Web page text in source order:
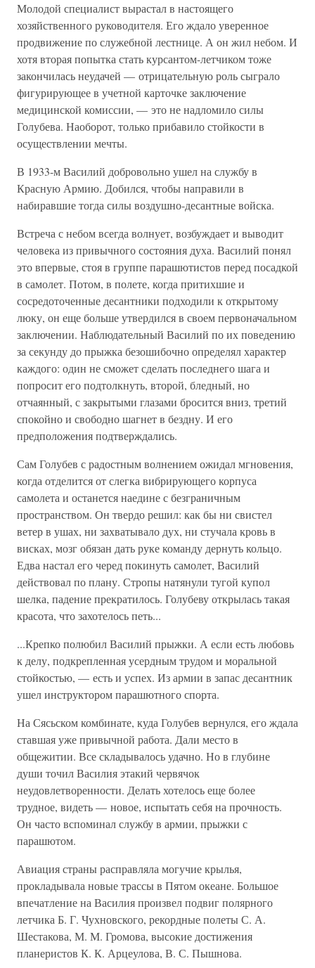
Молодой специалист вырастал в настоящего
хозяйственного руководителя. Его ждало уверенное
продвижение по служебной лестнице. А он жил небом. И
хотя вторая попытка стать курсантом-летчиком тоже
закончилась неудачей — отрицательную роль сыграло
фигурирующее в учетной карточке заключение
медицинской комиссии, — это не надломило силы
Голубева. Наоборот, только прибавило стойкости в
осуществлении мечты.
В 1933-м Василий добровольно ушел на службу в
Красную Армию. Добился, чтобы направили в
набиравшие тогда силы воздушно-десантные войска.
Встреча с небом всегда волнует, возбуждает и выводит
человека из привычного состояния духа. Василий понял
это впервые, стоя в группе парашютистов перед посадкой
в самолет. Потом, в полете, когда притихшие и
сосредоточенные десантники подходили к открытому
люку, он еще больше утвердился в своем первоначальном
заключении. Наблюдательный Василий по их поведению
за секунду до прыжка безошибочно определял характер
каждого: один не сможет сделать последнего шага и
попросит его подтолкнуть, второй, бледный, но
отчаянный, с закрытыми глазами бросится вниз, третий
спокойно и свободно шагнет в бездну. И его
предположения подтверждались.
Сам Голубев с радостным волнением ожидал мгновения,
когда отделится от слегка вибрирующего корпуса
самолета и останется наедине с безграничным
пространством. Он твердо решил: как бы ни свистел
ветер в ушах, ни захватывало дух, ни стучала кровь в
висках, мозг обязан дать руке команду дернуть кольцо.
Едва настал его черед покинуть самолет, Василий
действовал по плану. Стропы натянули тугой купол
шелка, падение прекратилось. Голубеву открылась такая
красота, что захотелось петь...
...Крепко полюбил Василий прыжки. А если есть любовь
к делу, подкрепленная усердным трудом и моральной
стойкостью, — есть и успех. Из армии в запас десантник
ушел инструктором парашютного спорта.
На Сясьском комбинате, куда Голубев вернулся, его ждала
ставшая уже привычной работа. Дали место в
общежитии. Все складывалось удачно. Но в глубине
души точил Василия этакий червячок
неудовлетворенности. Делать хотелось еще более
трудное, видеть — новое, испытать себя на прочность.
Он часто вспоминал службу в армии, прыжки с
парашютом.
Авиация страны расправляла могучие крылья,
прокладывала новые трассы в Пятом океане. Большое
впечатление на Василия произвел подвиг полярного
летчика Б. Г. Чухновского, рекордные полеты С. А.
Шестакова, М. М. Громова, высокие достижения
планеристов К. К. Арцеулова, В. С. Пышнова.